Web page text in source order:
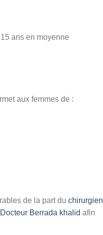
ans en moyenne
aux femmes de :
de la part du chirurgien
Docteur Berrada khalid afin